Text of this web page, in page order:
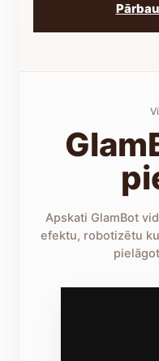
Apskati GlamBot
efektu, robotizētu